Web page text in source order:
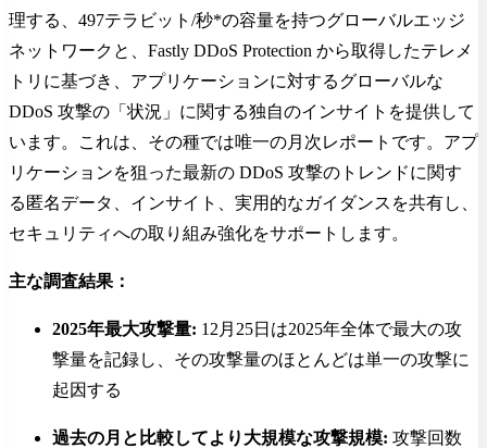
理する、497テラビット/秒*の容量を持つグローバルエッジ
ネットワークと、Fastly DDoS Protection から取得したテレメ
トリに基づき、アプリケーションに対するグローバルな
DDoS 攻撃の「状況」に関する独自のインサイトを提供して
います。これは、その種では唯一の月次レポートです。アプ
リケーションを狙った最新の DDoS 攻撃のトレンドに関す
る匿名データ、インサイト、実用的なガイダンスを共有し、
セキュリティへの取り組み強化をサポートします。
主な調査結果：
2025年最大攻撃量: 12月25日は2025年全体で最大の攻
撃量を記録し、その攻撃量のほとんどは単一の攻撃に
起因する
過去の月と比較してより大規模な攻撃規模: 攻撃回数